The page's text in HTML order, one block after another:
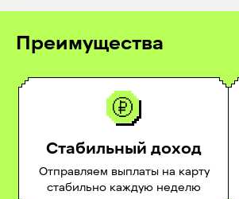
Преимущества
Стабильный доход
Отправляем выплаты на карту
стабильно каждую неделю